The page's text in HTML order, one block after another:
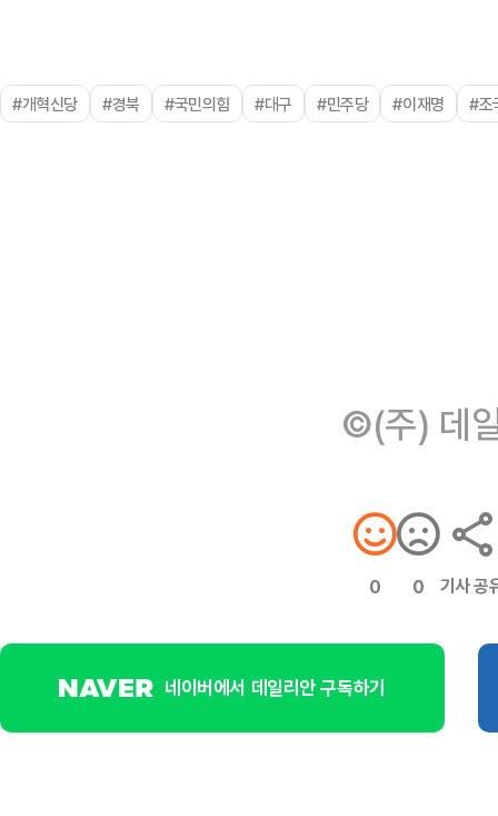
#개혁신당 #경북 #국민의힘 #대구 #민주당 #이재명 #조
©(주) 데
0 0 기사 공
네이버에서 데일리안 구독하기